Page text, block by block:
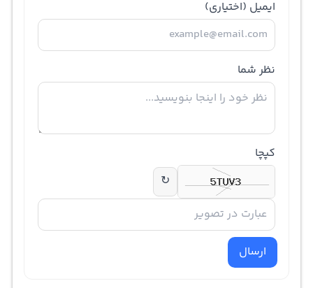
ایمیل (اختیاری)
نظر شما
کپچا
↻
ارسال